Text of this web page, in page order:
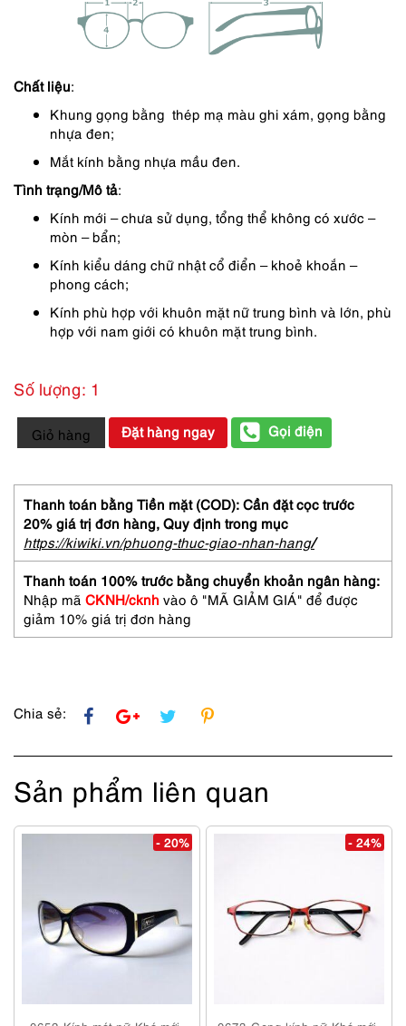
Chất liệu:
Khung gọng bằng thép mạ màu ghi xám, gọng bằng
nhựa đen;
Mắt kính bằng nhựa mầu đen.
Tình trạng/Mô tả:
Kính mới – chưa sử dụng, tổng thể không có xước –
mòn – bẩn;
Kính kiểu dáng chữ nhật cổ điển – khoẻ khoắn –
phong cách;
Kính phù hợp với khuôn mặt nữ trung bình và lớn, phù
hợp với nam giới có khuôn mặt trung bình.
Số lượng: 1
5874-
Kính
nam/nữ-
Mới/Chưa
sử
dụng-
ORIGINAL
7703-
03
sunglasses
số
Giỏ hàng Đặt hàng ngay Gọi điện
Thanh toán bằng Tiền mặt (COD): Cần đặt cọc trước
20% giá trị đơn hàng, Quy định trong mục
https://kiwiki.vn/phuong-thuc-giao-nhan-hang/
Thanh toán 100% trước bằng chuyển khoản ngân hàng:
Nhập mã CKNH/cknh vào ô "MÃ GIẢM GIÁ" để được
giảm 10% giá trị đơn hàng
Chia sẻ:
Sản phẩm liên quan
- 20% - 24%